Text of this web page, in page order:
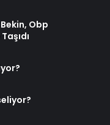
Obp